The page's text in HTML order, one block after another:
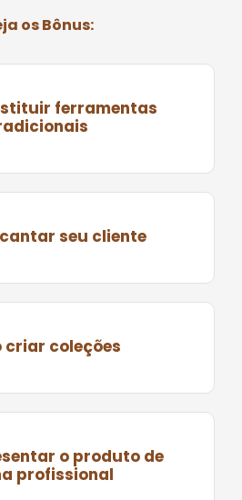
os Bônus:
ferramentas
seu cliente
criar coleções
o produto de
profissional